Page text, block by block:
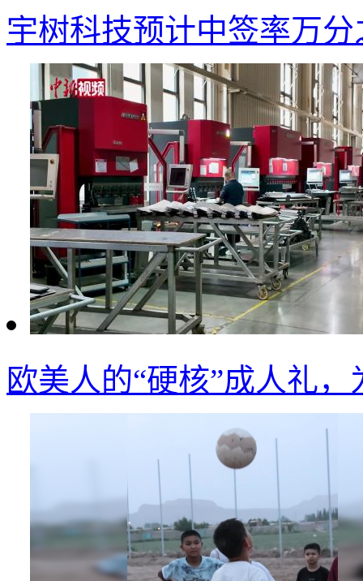
宇树科技预计中签率万
欧美人的“硬核”成人礼